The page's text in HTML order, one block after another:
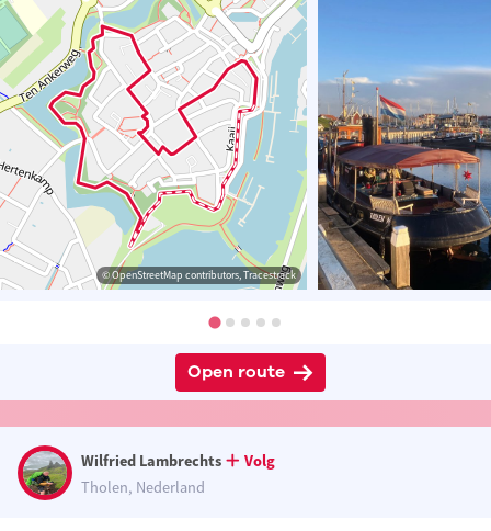
© OpenStreetMap contributors, Tracestrack
Open route
Wilfried Lambrechts
Volg
Tholen, Nederland